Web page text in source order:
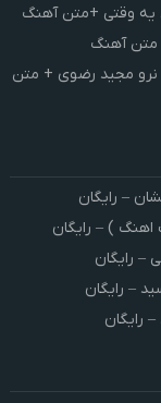
یه وقتی +متن آهنگ
متن آهنگ
نرو مجید رضوی + متن
– رایگان
) – رایگان
– رایگان
– رایگان
رایگان